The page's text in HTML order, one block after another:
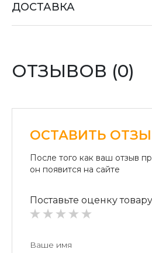
или при отправке «Наложенным
«Райффайзен Банк Аваль»
Безналичный расчет для
ДОСТАВКА
ОТЗЫВОВ (0)
ОСТАВИТЬ
После того как ваш отзыв
он появится на сайте
Поставьте оценку